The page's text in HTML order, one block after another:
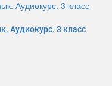
Аудиокурс. 3 класс